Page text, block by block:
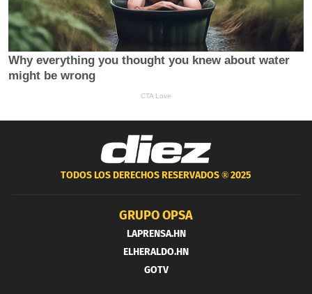
TODOS LOS DERECHOS RESERVADOS ®2025
GRUPO OPSA
LAPRENSA.HN
ELHERALDO.HN
GOTV